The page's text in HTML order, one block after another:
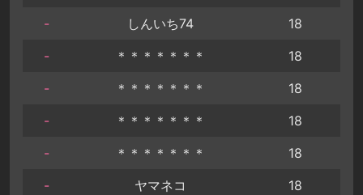
-
しんいち74
18
-
＊＊＊＊＊＊＊
18
-
＊＊＊＊＊＊＊
18
-
＊＊＊＊＊＊＊
18
-
＊＊＊＊＊＊＊
18
-
ヤマネコ
18